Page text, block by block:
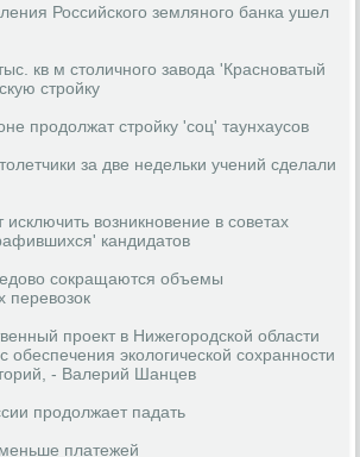
Российского земляного банка ушел
кв м столичного завода 'Красноватый
стройку
продолжат стройку 'соц' таунхаусов
за две недельки учений сделали
возникновение в советах
кандидатов
сокращаются объемы
перевозок
проект в Нижегородской области
обеспечения экологической сохранности
- Валерий Шанцев
продолжает падать
платежей